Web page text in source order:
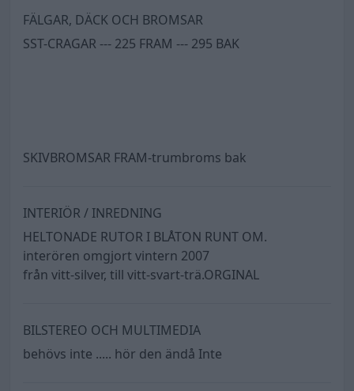
FÄLGAR, DÄCK OCH BROMSAR
SST-CRAGAR --- 225 FRAM --- 295 BAK
SKIVBROMSAR FRAM-trumbroms bak
INTERIÖR / INREDNING
HELTONADE RUTOR I BLÅTON RUNT OM.
interören omgjort vintern 2007
från vitt-silver, till vitt-svart-trä.ORGINAL
BILSTEREO OCH MULTIMEDIA
behövs inte ..... hör den ändå Inte